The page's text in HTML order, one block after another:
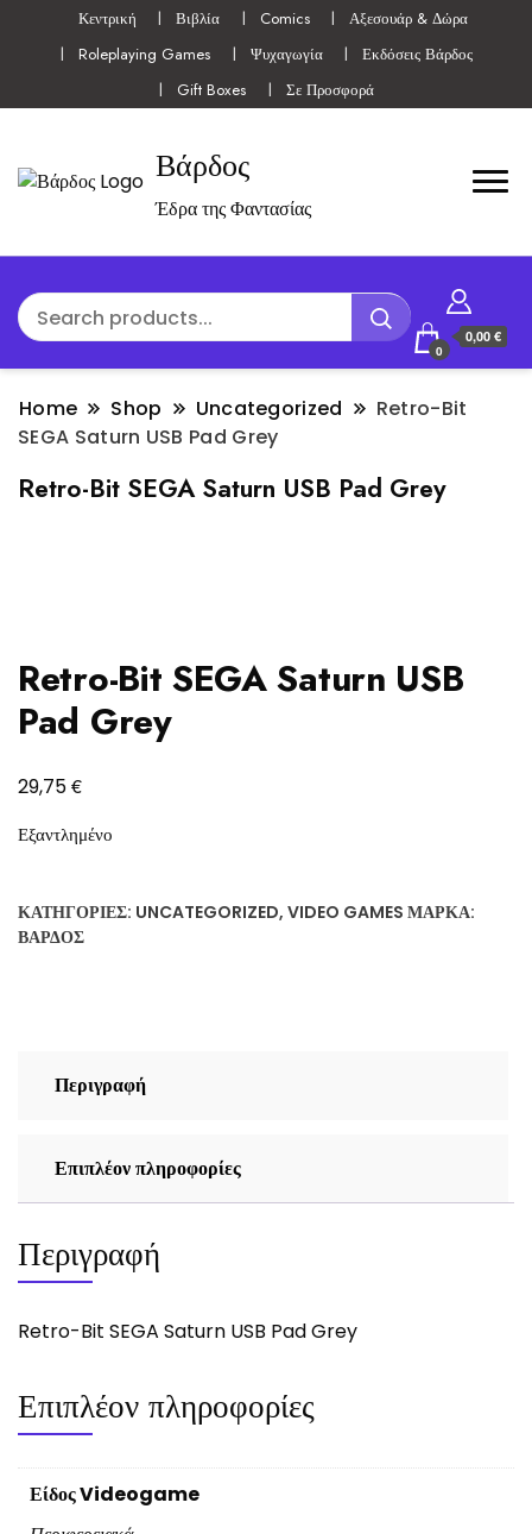
Κεντρική Βιβλία Comics
Αξεσουάρ & Δώρα
Roleplaying Games
Ψυχαγωγία
Εκδόσεις Βάρδος
Gift Boxes
Σε Προσφορά
Βάρδος
Έδρα της Φαντασίας
0
0,00 €
Home Shop Uncategorized
Retro-Bit
SEGA Saturn USB Pad Grey
Retro-Bit SEGA Saturn USB Pad Grey
Retro-Bit SEGA Saturn USB
Pad Grey
29,75€
Εξαντλημένο
ΚΑΤΗΓΟΡΊΕΣ: UNCATEGORIZED, VIDEO GAMES ΜΆΡΚΑ:
ΒΆΡΔΟΣ
Περιγραφή
Επιπλέον πληροφορίες
Περιγραφή
Retro-Bit SEGA Saturn USB Pad Grey
Επιπλέον πληροφορίες
Είδος Videogame